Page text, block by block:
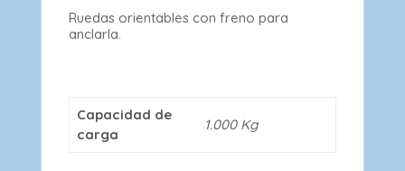
Ruedas orientables con freno para
anclarla.
Capacidad de
carga
1.000 Kg